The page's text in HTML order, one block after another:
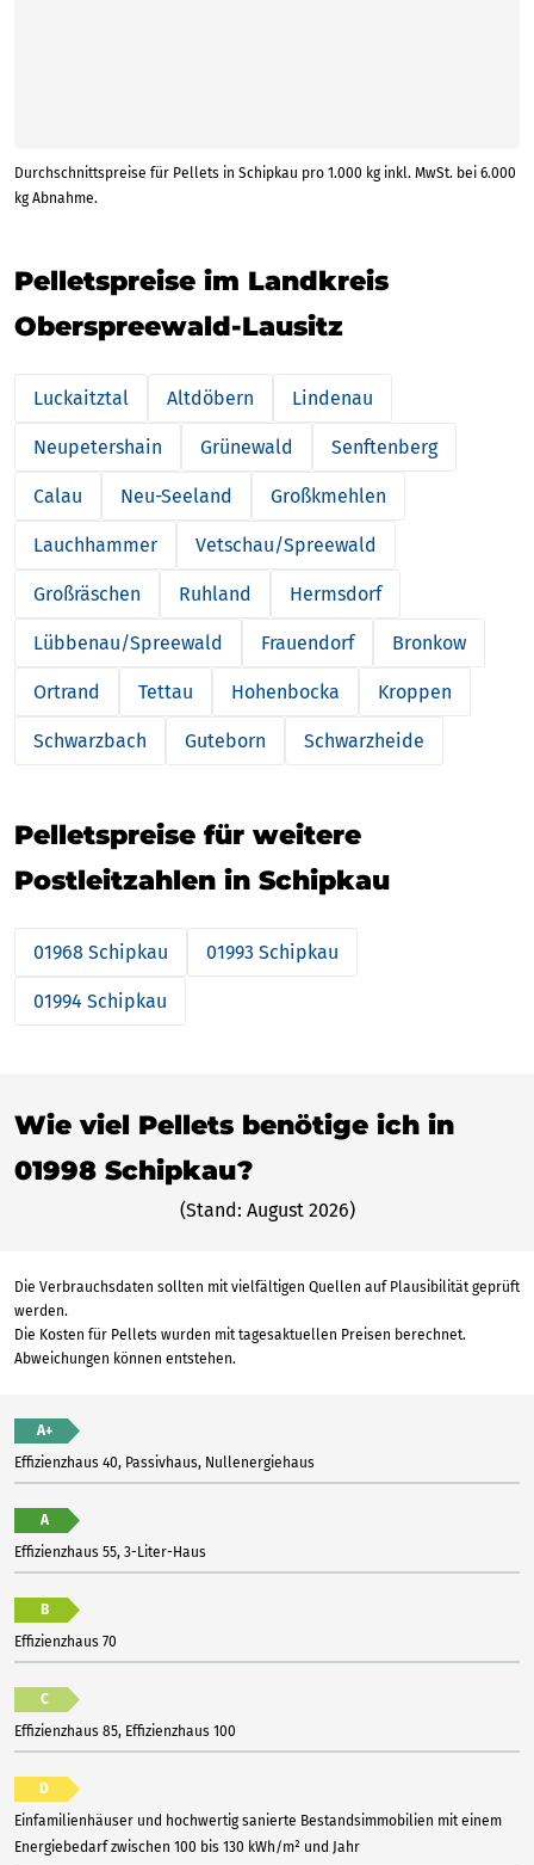
Durchschnittspreise für Pellets in Schipkau pro 1.000 kg inkl. MwSt. bei 6.000
kg Abnahme.
Pelletspreise im Landkreis
Oberspreewald-Lausitz
Luckaitztal Altdöbern Lindenau
Neupetershain Grünewald Senftenberg
Calau Neu-Seeland Großkmehlen
Lauchhammer Vetschau/Spreewald
Großräschen Ruhland Hermsdorf
Lübbenau/Spreewald Frauendorf Bronkow
Ortrand Tettau Hohenbocka Kroppen
Schwarzbach Guteborn Schwarzheide
Pelletspreise für weitere
Postleitzahlen in Schipkau
01968 Schipkau 01993 Schipkau
01994 Schipkau
Wie viel Pellets benötige ich in
01998 Schipkau?
(Stand: August 2026)
Die Verbrauchsdaten sollten mit vielfältigen Quellen auf Plausibilität geprüft
werden.
Die Kosten für Pellets wurden mit tagesaktuellen Preisen berechnet.
Abweichungen können entstehen.
A+
Effizienzhaus 40, Passivhaus, Nullenergiehaus
A
Effizienzhaus 55, 3-Liter-Haus
B
Effizienzhaus 70
C
Effizienzhaus 85, Effizienzhaus 100
D
Einfamilienhäuser und hochwertig sanierte Bestandsimmobilien mit einem
Energiebedarf zwischen 100 bis 130 kWh/m² und Jahr